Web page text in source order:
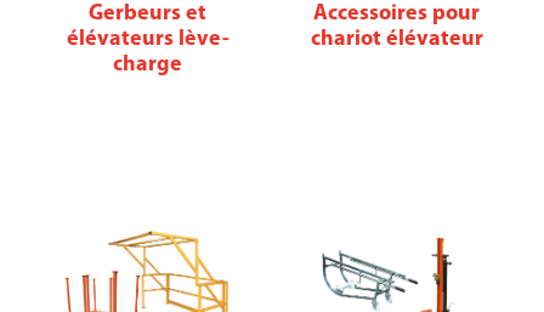
Gerbeurs et
élévateurs lève-
charge
Accessoires pour
chariot élévateur